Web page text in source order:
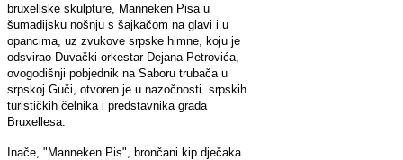
bruxellske skulpture, Manneken Pisa u
šumadijsku nošnju s šajkačom na glavi i u
opancima, uz zvukove srpske himne, koju je
odsvirao Duvački orkestar Dejana Petrovića,
ovogodišnji pobjednik na Saboru trubača u
srpskoj Guči, otvoren je u nazočnosti srpskih
turističkih čelnika i predstavnika grada
Bruxellesa.
Inače, "Manneken Pis", brončani kip dječaka